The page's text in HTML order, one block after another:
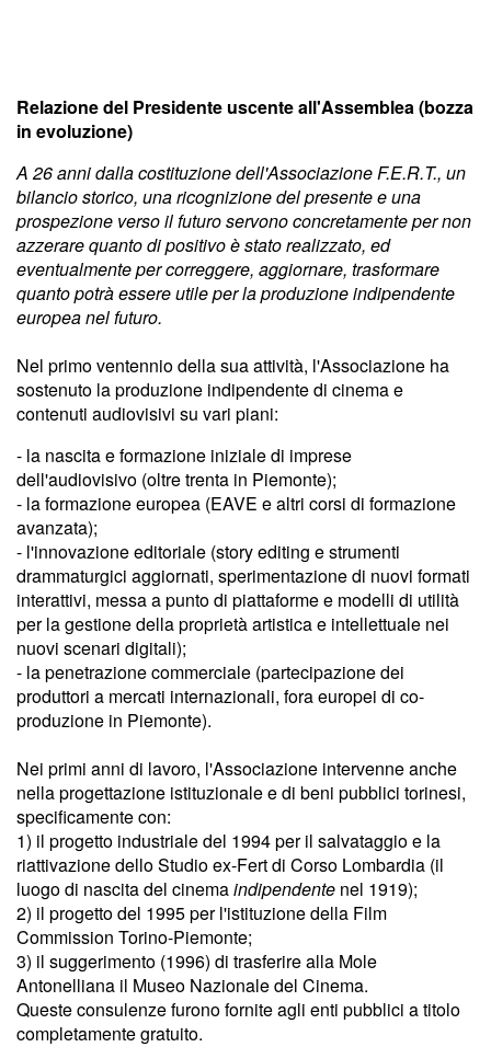
Relazione del Presidente uscente all'Assemblea (bozza
in evoluzione)
A 26 anni dalla costituzione dell'Associazione F.E.R.T., un
bilancio storico, una ricognizione del presente e una
prospezione verso il futuro servono concretamente per non
azzerare quanto di positivo è stato realizzato, ed
eventualmente per correggere, aggiornare, trasformare
quanto potrà essere utile per la produzione indipendente
europea nel futuro.
Nel primo ventennio della sua attività, l'Associazione ha
sostenuto la produzione indipendente di cinema e
contenuti audiovisivi su vari piani:
- la nascita e formazione iniziale di imprese
dell'audiovisivo (oltre trenta in Piemonte);
- la formazione europea (EAVE e altri corsi di formazione
avanzata);
- l'innovazione editoriale (story editing e strumenti
drammaturgici aggiornati, sperimentazione di nuovi formati
interattivi, messa a punto di piattaforme e modelli di utilità
per la gestione della proprietà artistica e intellettuale nei
nuovi scenari digitali);
- la penetrazione commerciale (partecipazione dei
produttori a mercati internazionali, fora europei di co-
produzione in Piemonte).
Nei primi anni di lavoro, l'Associazione intervenne anche
nella progettazione istituzionale e di beni pubblici torinesi,
specificamente con:
1) il progetto industriale del 1994 per il salvataggio e la
riattivazione dello Studio ex-Fert di Corso Lombardia (il
luogo di nascita del cinemaindipendente nel 1919);
2) il progetto del 1995 per l'istituzione della Film
Commission Torino-Piemonte;
3) il suggerimento (1996) di trasferire alla Mole
Antonelliana il Museo Nazionale del Cinema.
Queste consulenze furono fornite agli enti pubblici a titolo
completamente gratuito.